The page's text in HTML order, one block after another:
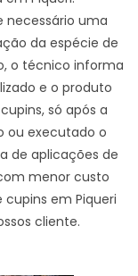
necessário uma
da espécie de
o técnico informa
e o produto
só após a
ou executado o
de aplicações de
menor custo
em Piqueri
cliente.